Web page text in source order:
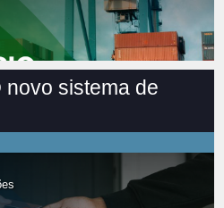
novo sistema de